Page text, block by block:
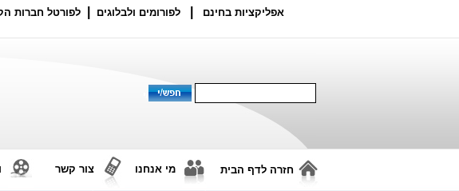
אפליקציות בחינם לפורומים ולבלוגים לפורטל חברות
חזרה לדף הבית מי אנחנו צור קשר